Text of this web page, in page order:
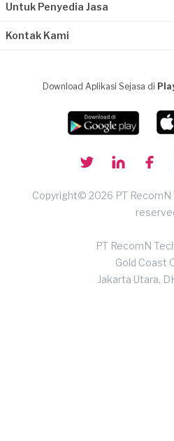
Untuk Penyedia Jasa
Kontak Kami
Download Aplikasi Sejasa di
Copyright© 2026 PT
PT RecomN
Gold Coast
Jakarta Utara,